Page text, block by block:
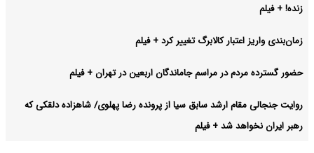
زنده! + فیلم
زمان‌بندی واریز اعتبار کالابرگ تغییر کرد + فیلم
حضور گسترده مردم در مراسم جاماندگان اربعین در تهران + فیلم
روایت جنجالی مقام ارشد سابق سیا از پرونده رضا پهلوی/ شاهزاده دلقکی که
رهبر ایران نخواهد شد + فیلم